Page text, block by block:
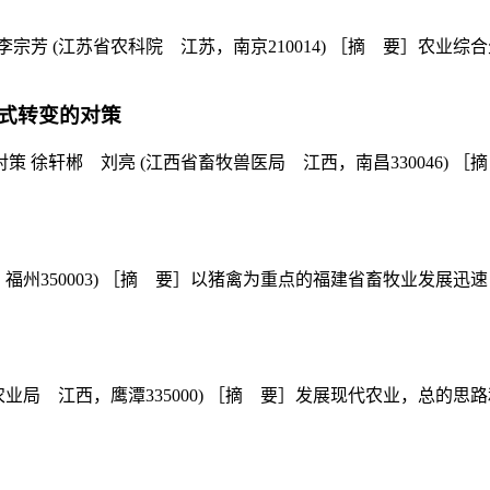
(江苏省农科院 江苏，南京210014) ［摘 要］农业综合
转变的对策
策 徐轩郴 刘亮 (江西省畜牧兽医局 江西，南昌330046) ［
州350003) ［摘 要］以猪禽为重点的福建省畜牧业发展迅
局 江西，鹰潭335000) ［摘 要］发展现代农业，总的思